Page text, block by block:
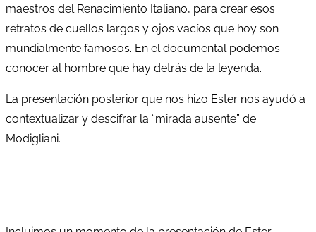
maestros del Renacimiento Italiano, para crear esos
retratos de cuellos largos y ojos vacíos que hoy son
mundialmente famosos. En el documental podemos
conocer al hombre que hay detrás de la leyenda.
La presentación posterior que nos hizo Ester nos ayudó a
contextualizar y descifrar la “mirada ausente” de
Modigliani.